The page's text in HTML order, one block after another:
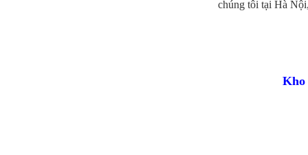
chúng tôi tại Hà
Kho